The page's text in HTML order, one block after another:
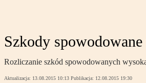
Szkody
Rozliczanie szkód spowodowanych
Aktualizacja: 13.08.2015 10:13 Publikacja: 12.08.2015 19:30